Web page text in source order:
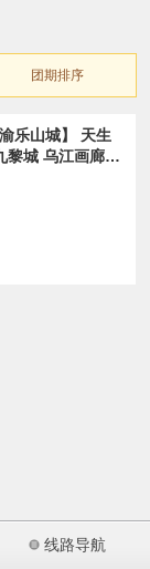
团期排序
线路导航